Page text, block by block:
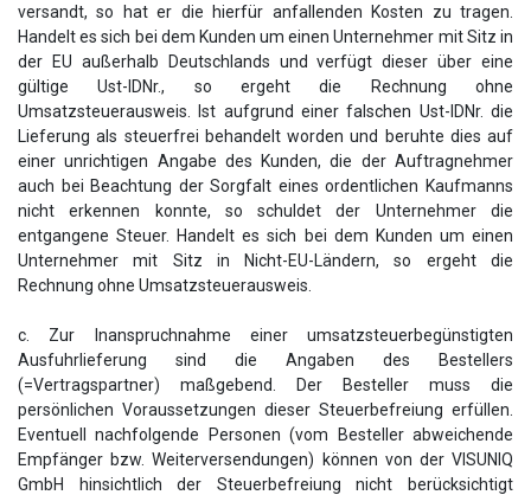
versandt, so hat er die hierfür anfallenden Kosten zu tragen.
Handelt es sich bei dem Kunden um einen Unternehmer mit Sitz in
der EU außerhalb Deutschlands und verfügt dieser über eine
gültige Ust-IDNr., so ergeht die Rechnung ohne
Umsatzsteuerausweis. Ist aufgrund einer falschen Ust-IDNr. die
Lieferung als steuerfrei behandelt worden und beruhte dies auf
einer unrichtigen Angabe des Kunden, die der Auftragnehmer
auch bei Beachtung der Sorgfalt eines ordentlichen Kaufmanns
nicht erkennen konnte, so schuldet der Unternehmer die
entgangene Steuer. Handelt es sich bei dem Kunden um einen
Unternehmer mit Sitz in Nicht-EU-Ländern, so ergeht die
Rechnung ohne Umsatzsteuerausweis.
c. Zur Inanspruchnahme einer umsatzsteuerbegünstigten
Ausfuhrlieferung sind die Angaben des Bestellers
(=Vertragspartner) maßgebend. Der Besteller muss die
persönlichen Voraussetzungen dieser Steuerbefreiung erfüllen.
Eventuell nachfolgende Personen (vom Besteller abweichende
Empfänger bzw. Weiterversendungen) können von der VISUNIQ
GmbH hinsichtlich der Steuerbefreiung nicht berücksichtigt